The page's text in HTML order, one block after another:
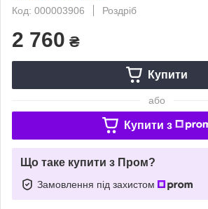
Код: 000003906
Роздріб
2 760 ₴
Купити
або
Купити з
Що таке купити з Пром?
Замовлення під захистом